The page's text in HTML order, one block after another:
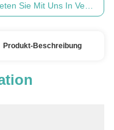
Sie Mit Uns In
Produkt-Beschreibung